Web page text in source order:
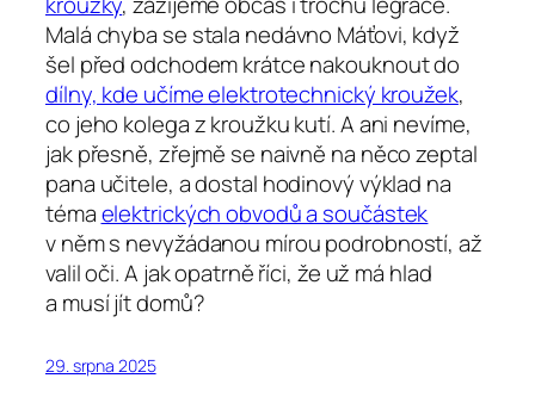
Malá chyba se stala nedávno Máťovi, když
šel před odchodem krátce nakouknout do
dílny, kde učíme elektrotechnický kroužek,
co jeho kolega z kroužku kutí. A ani nevíme,
jak přesně, zřejmě se naivně na něco zeptal
pana učitele, a dostal hodinový výklad na
témaelektrických obvodů a součástek
v něm s nevyžádanou mírou podrobností, až
valil oči. A jak opatrně říci, že už má hlad
a musí jít domů?
29. srpna 2025